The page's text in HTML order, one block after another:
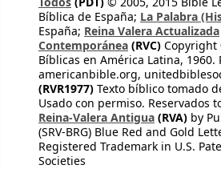
Bíblica de España; La Palabra
España; Reina Valera Actualizada
Contemporánea (RVC) Copyright
Bíblicas en América Latina,
americanbible.org,
(RVR1977) Texto bíblico tomado
Usado con permiso. Reservados
Reina-Valera Antigua (RVA) by
(SRV-BRG) Blue Red and Gold
Registered Trademark in U.S.
Societies